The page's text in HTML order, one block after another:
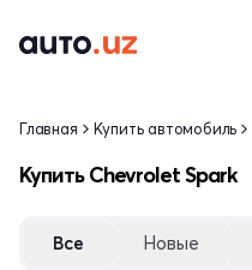
Главная Купить автомобиль
Купить Chevrolet Spark
Все Новые